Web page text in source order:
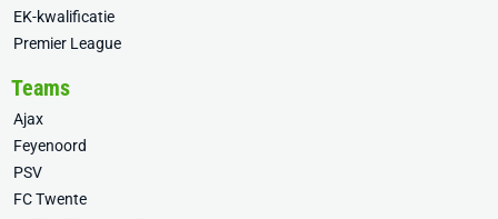
EK-kwalificatie
Premier League
Teams
Ajax
Feyenoord
PSV
FC Twente